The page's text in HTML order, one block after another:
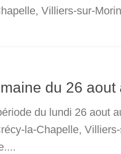
Villiers-sur-
du 26
du lundi 26 aout
la-Chapelle,